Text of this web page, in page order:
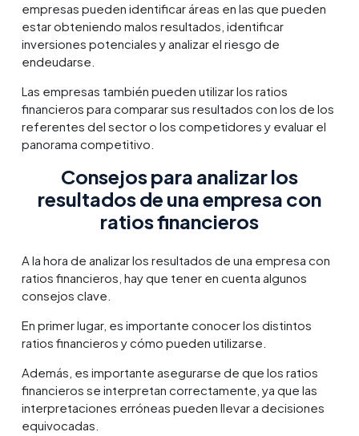
empresas pueden identificar áreas en las que pueden
estar obteniendo malos resultados, identificar
inversiones potenciales y analizar el riesgo de
endeudarse.
Las empresas también pueden utilizar los ratios
financieros para comparar sus resultados con los de los
referentes del sector o los competidores y evaluar el
panorama competitivo.
Consejos para analizar los
resultados de una empresa con
ratios financieros
A la hora de analizar los resultados de una empresa con
ratios financieros, hay que tener en cuenta algunos
consejos clave.
En primer lugar, es importante conocer los distintos
ratios financieros y cómo pueden utilizarse.
Además, es importante asegurarse de que los ratios
financieros se interpretan correctamente, ya que las
interpretaciones erróneas pueden llevar a decisiones
equivocadas.